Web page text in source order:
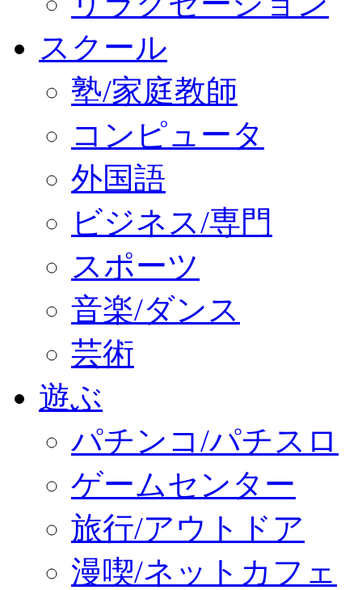
スクール
塾/家庭教師
コンピュータ
外国語
ビジネス/専門
スポーツ
音楽/ダンス
芸術
遊ぶ
パチンコ/パチスロ
ゲームセンター
旅行/アウトドア
漫喫/ネットカフェ